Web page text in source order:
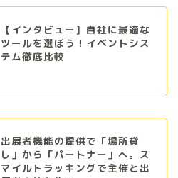
【インタビュー】自社に最適な
ツールを選ぼう！イベントシス
テム徹底比較
出展者機能の提供で「場所貸
し」から「パートナー」へ。ス
マイルトラッキングで主催と出